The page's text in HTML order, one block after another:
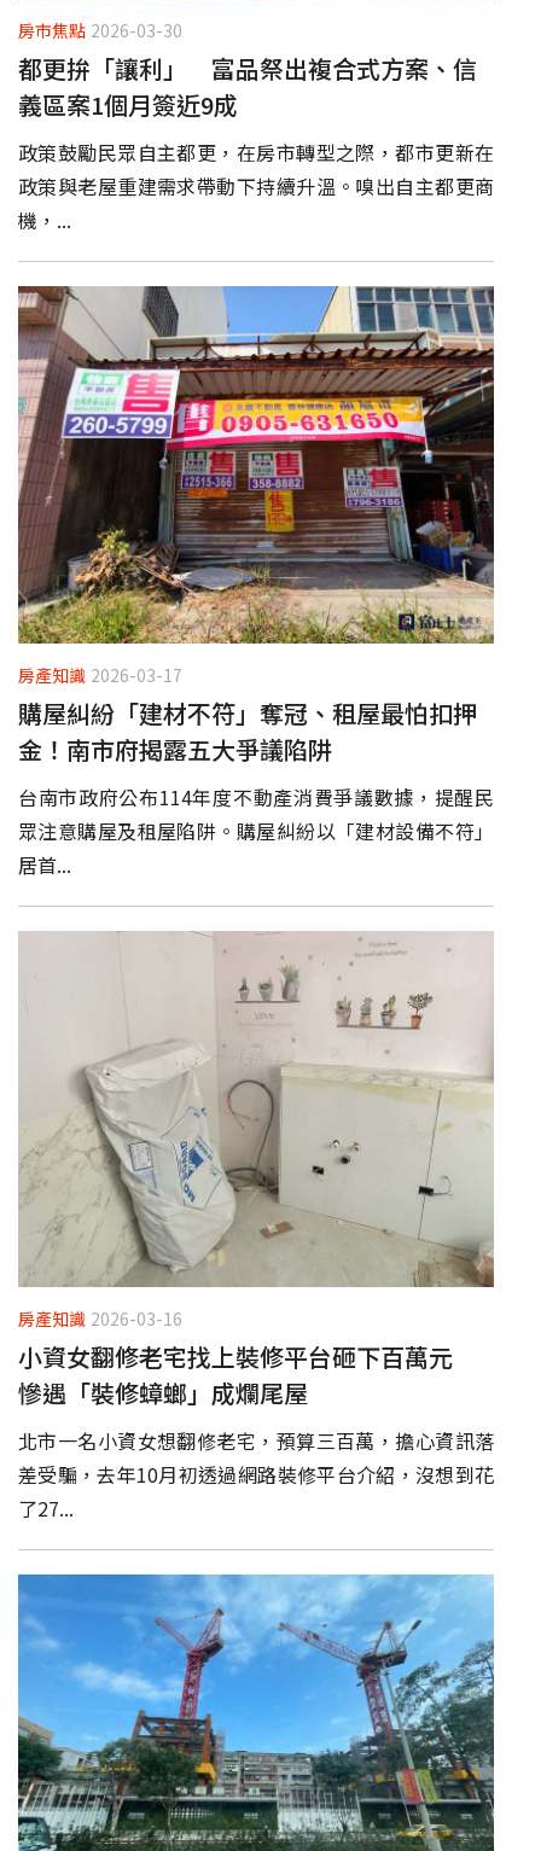
房市焦點 2026-03-30
都更拚「讓利」 富品祭出複合式方案、信
義區案1個月簽近9成
政策鼓勵民眾自主都更，在房市轉型之際，都市更新在
政策與老屋重建需求帶動下持續升溫。嗅出自主都更商
機，...
房產知識 2026-03-17
購屋糾紛「建材不符」奪冠、租屋最怕扣押
金！南市府揭露五大爭議陷阱
台南市政府公布114年度不動產消費爭議數據，提醒民
眾注意購屋及租屋陷阱。購屋糾紛以「建材設備不符」
居首...
房產知識 2026-03-16
小資女翻修老宅找上裝修平台砸下百萬元
慘遇「裝修蟑螂」成爛尾屋
北市一名小資女想翻修老宅，預算三百萬，擔心資訊落
差受騙，去年10月初透過網路裝修平台介紹，沒想到花
了27...